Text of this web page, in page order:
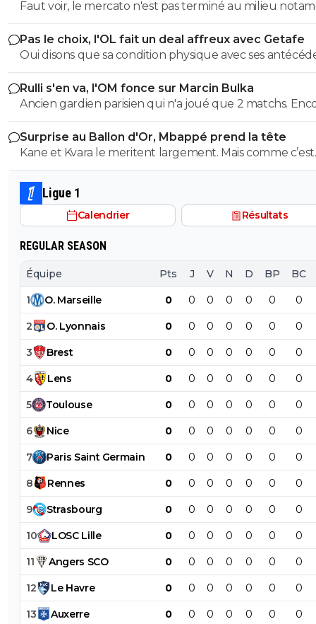
Faut voir, le mercato n'est pas terminé au milieu
Pas le choix, l'OL fait un deal affreux avec Getafe
Oui disons que sa condition physique avec ses
médicaux, donc ses rechutes régulières + son salaire,
donnent une équation peu enclin à motiver des clubs
faire confiance(pour un futur transfert), même avec
salaire revu à la baisse, si toutefois il est ok avec ça.
Rulli s'en va, l'OM fonce sur Marcin Bulka
Ancien gardien parisien qui n'a joué que 2 matchs.
une fois pour créer la polémique. C'est plutôt ancien
de Nice, là ok mais pas Paris 😂
Surprise au Ballon d'Or, Mbappé prend la tête
Kane et Kvara le meritent largement. Mais comme c’est
magouille & Co ça peut revenir au sprinter aux
approximatives allergique au pressing ...
Ligue 1
Calendrier Résultats
REGULAR SEASON
Équipe Pts J V N D BP BC
1 O. Marseille 0 0 0 0 0 0 0
2 O. Lyonnais 0 0 0 0 0 0 0
3 Brest 0 0 0 0 0 0 0
4 Lens 0 0 0 0 0 0 0
5 Toulouse 0 0 0 0 0 0 0
6 Nice 0 0 0 0 0 0 0
7 Paris Saint Germain 0 0 0 0 0 0 0
8 Rennes 0 0 0 0 0 0 0
9 Strasbourg 0 0 0 0 0 0 0
10 LOSC Lille 0 0 0 0 0 0 0
11 Angers SCO 0 0 0 0 0 0 0
12 Le Havre 0 0 0 0 0 0 0
13 Auxerre 0 0 0 0 0 0 0